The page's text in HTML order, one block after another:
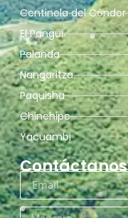
Centinela del Cóndor
El Pangui
Palanda
Nangaritza
Paquisha
Chinchipe
Yacuambi
Contáctanos